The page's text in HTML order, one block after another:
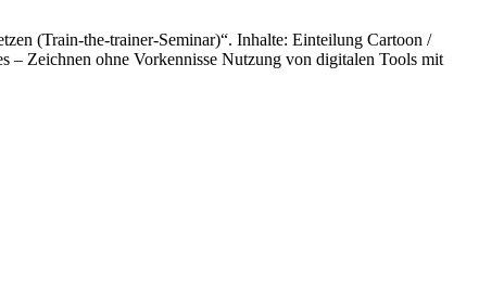
(Train-the-trainer-Seminar)“. Inhalte: Einteilung Cartoon /
– Zeichnen ohne Vorkennisse Nutzung von digitalen Tools mit